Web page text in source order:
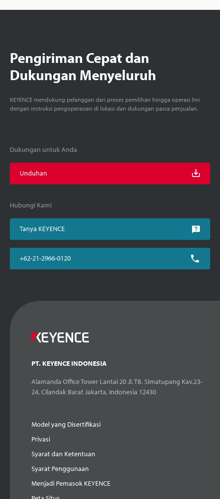
Pengiriman Cepat dan
Dukungan Menyeluruh
KEYENCE mendukung pelanggan dari proses pemilihan hingga operasi lini
dengan instruksi pengoperasian di lokasi dan dukungan pasca penjualan.
Dukungan untuk Anda
Unduhan
Hubungi Kami
Tanya KEYENCE
+62-21-2966-0120
PT. KEYENCE INDONESIA
Alamanda Office Tower Lantai 20 Jl. TB. Simatupang Kav.23-
24, Cilandak Barat Jakarta, Indonesia 12430
Model yang Disertifikasi
Privasi
Syarat dan Ketentuan
Syarat Penggunaan
Menjadi Pemasok KEYENCE